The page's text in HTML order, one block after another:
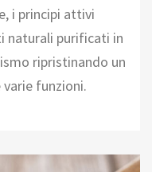
i principi attivi
naturali purificati in
ripristinando un
funzioni.